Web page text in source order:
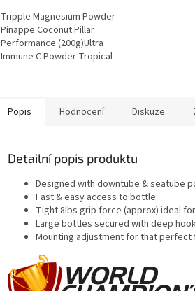
Tripple Magnesium Powder
Pinappe Coconut Pillar
Performance (200g)Ultra
Immune C Powder Tropical
Popis Hodnocení Diskuze
Detailní popis produktu
Designed with downtube & seatube
Fast & easy access to bottle
Tight 8lbs grip force (approx) ideal
Large bottles secured with deep
Mounting adjustment for that perfect